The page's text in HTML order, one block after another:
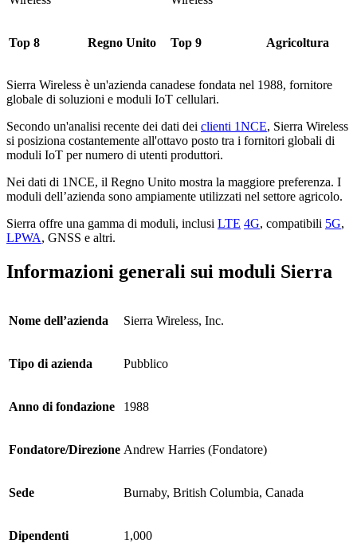
Top 8 Regno Unito Top 9 Agricoltura
Sierra Wireless è un'azienda canadese fondata nel 1988, fornitore
globale di soluzioni e moduli IoT cellulari.
Secondo un'analisi recente dei dati dei clienti 1NCE, Sierra Wireless
si posiziona costantemente all'ottavo posto tra i fornitori globali di
moduli IoT per numero di utenti produttori.
Nei dati di 1NCE, il Regno Unito mostra la maggiore preferenza. I
moduli dell’azienda sono ampiamente utilizzati nel settore agricolo.
Sierra offre una gamma di moduli, inclusi LTE 4G, compatibili 5G,
LPWA, GNSS e altri.
Informazioni generali sui moduli Sierra
Nome dell’azienda Sierra Wireless, Inc.
Tipo di azienda Pubblico
Anno di fondazione 1988
Fondatore/Direzione Andrew Harries (Fondatore)
Sede Burnaby, British Columbia, Canada
Dipendenti 1,000